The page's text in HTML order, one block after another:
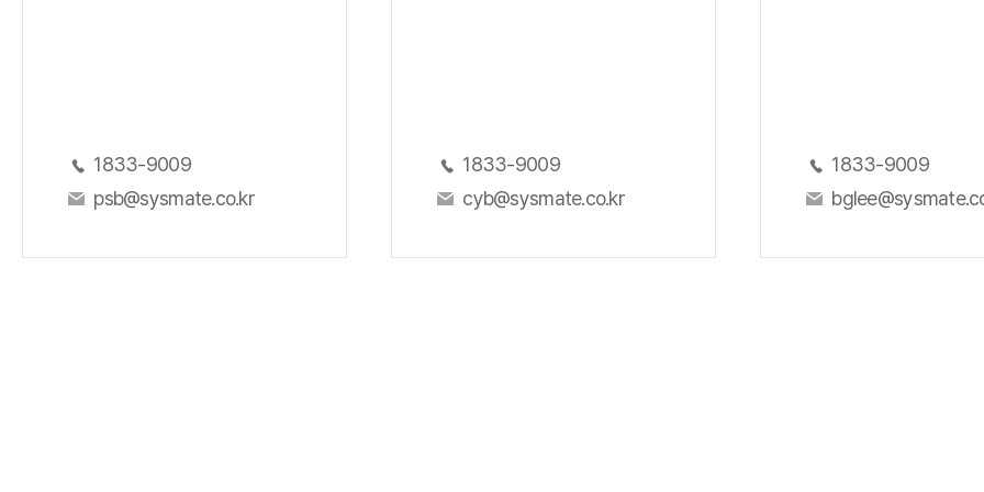
1833-9009
psb@sysmate.co.kr
1833-9009
cyb@sysmate.co.kr
1833-9009